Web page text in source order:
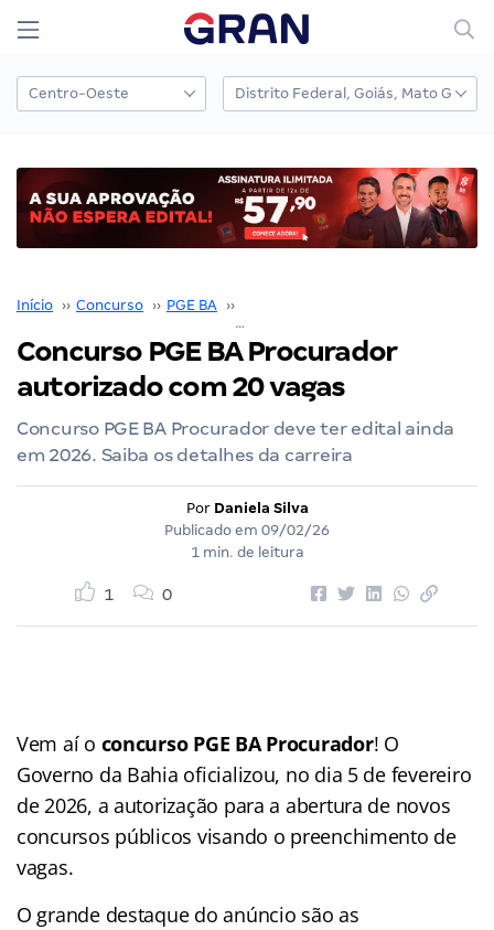
Início ›› Concurso ›› PGE BA ››
Concurso PGE BA Procurador
autorizado com 20 vagas
Concurso PGE BA Procurador deve ter edital ainda
em 2026. Saiba os detalhes da carreira
Por Daniela Silva
Publicado em 09/02/26
1 min. de leitura
1 0
Vem aí o concurso PGE BA Procurador! O
Governo da Bahia oficializou, no dia 5 de fevereiro
de 2026, a autorização para a abertura de novos
concursos públicos visando o preenchimento de
vagas.
O grande destaque do anúncio são as